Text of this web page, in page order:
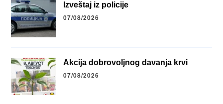
Izveštaj iz policije
07/08/2026
Akcija dobrovoljnog davanja krvi
07/08/2026